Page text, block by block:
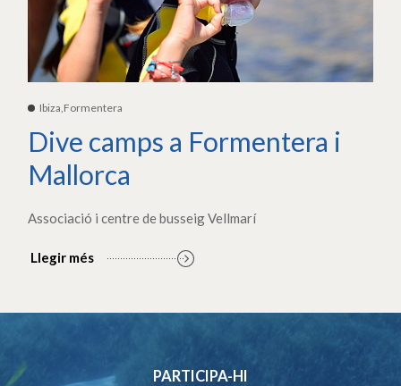
Ibiza,Formentera
Dive camps a Formentera i
Mallorca
Associació i centre de busseig Vellmarí
Llegir més
PARTICIPA-HI